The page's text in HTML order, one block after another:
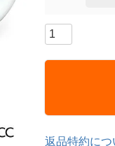
返品特約につ